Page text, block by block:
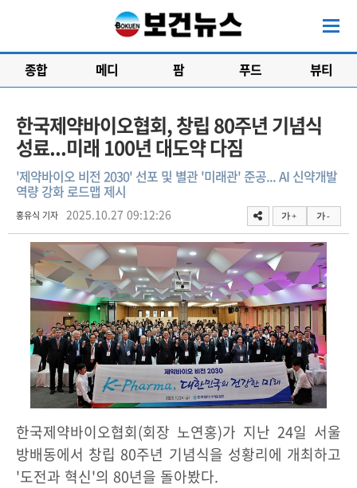
종합 메디 팜 푸드 뷰티
한국제약바이오협회, 창립 80주년 기념식
성료...미래 100년 대도약 다짐
'제약바이오 비전 2030' 선포 및 별관 '미래관' 준공... AI 신약개발
역량 강화 로드맵 제시
홍유식 기자 2025.10.27 09:12:26 가 + 가 -
한국제약바이오협회(회장 노연홍)가 지난 24일 서울
방배동에서 창립 80주년 기념식을 성황리에 개최하고
'도전과 혁신'의 80년을 돌아봤다.